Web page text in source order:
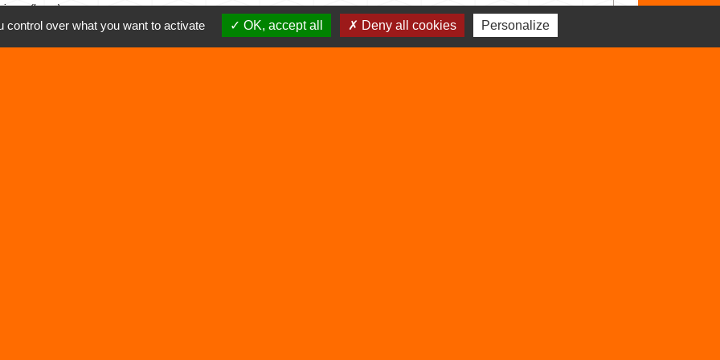
(Insee)
over what you want to activate OK, accept all Deny all cookies Personalize